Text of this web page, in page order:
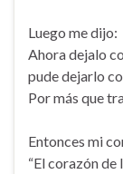
Luego me dijo:
Ahora dejalo
pude dejarlo
Por más que
Entonces mi
“El corazón de